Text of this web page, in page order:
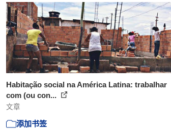
Habitação social na América Latina: trabalhar
com (ou con...
文章
添加书签